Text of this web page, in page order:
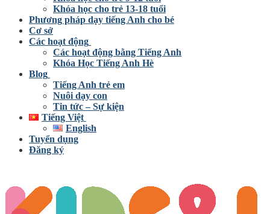
Khóa học cho trẻ 13-18 tuổi
Phương pháp dạy tiếng Anh cho bé
Cơ sở
Các hoạt động
Các hoạt động bằng Tiếng Anh
Khóa Học Tiếng Anh Hè
Blog
Tiếng Anh trẻ em
Nuôi dạy con
Tin tức – Sự kiện
Tiếng Việt
English
Tuyển dụng
Đăng ký